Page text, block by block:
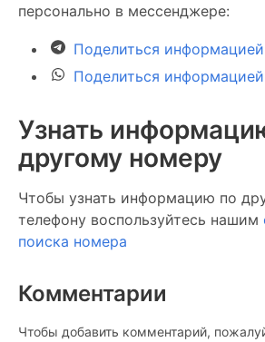
персонально в мессенджере:
Поделиться
Поделиться
Узнать
другому номеру
Чтобы узнать информацию по
телефону воспользуйтесь нашим
поиска номера
Комментарии
Чтобы добавить комментарий,